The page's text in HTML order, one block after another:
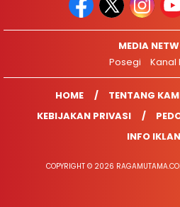
MEDIA
Posegi
Kanal
HOME TENTANG
KEBIJAKAN PRIVASI
INFO IKLAN
COPYRIGHT © 2026